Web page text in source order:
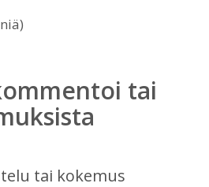
tai
tai kokemus